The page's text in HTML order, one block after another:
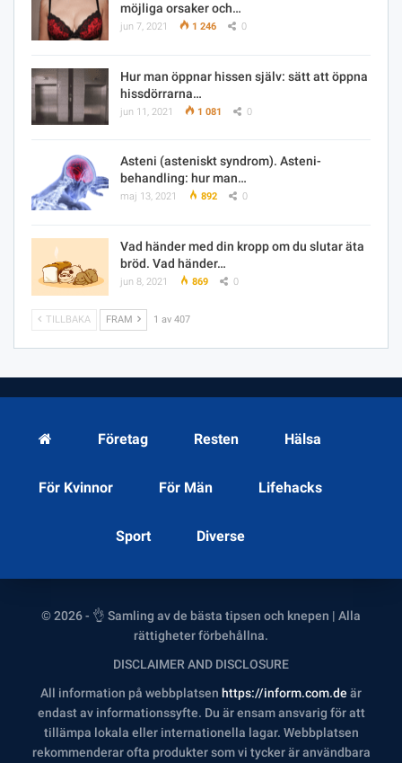
möjliga orsaker och…
jun 7, 2021 1 246 0
Hur man öppnar hissen själv: sätt att öppna
hissdörrarna…
jun 11, 2021 1 081 0
Asteni (asteniskt syndrom). Asteni-
behandling: hur man…
maj 13, 2021 892 0
Vad händer med din kropp om du slutar äta
bröd. Vad händer…
jun 8, 2021 869 0
TILLBAKA FRAM 1 av 407
Företag Resten Hälsa
För Kvinnor För Män Lifehacks
Sport Diverse
© 2026 - 👌 Samling av de bästa tipsen och knepen | Alla
rättigheter förbehållna.
DISCLAIMER AND DISCLOSURE
All information på webbplatsen https://inform.com.de är
endast av informationssyfte. Du är ensam ansvarig för att
tillämpa lokala eller internationella lagar. Webbplatsen
rekommenderar ofta produkter som vi tycker är användbara